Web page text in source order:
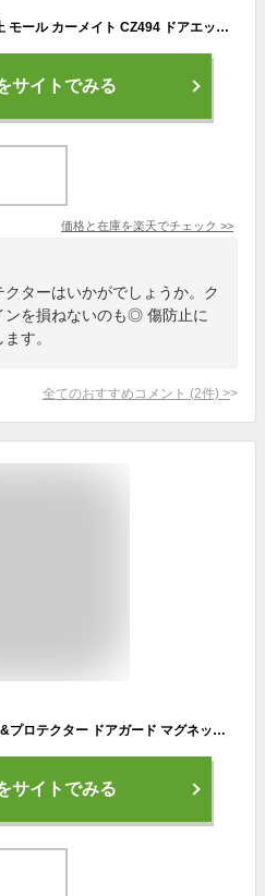
ドアモール 車 ドアガード 傷防止 モール カーメイト CZ494 ドアエッジプロテクター スリムモールタイプ クリア 透明タイプ 全長3m carmate (R80)
サイトでみる
価格と在庫を楽天でチェック >>
ターはいかがでしょうか。ク
ンを損ねないのも◎ 傷防止に
す。
全てのおすすめコメント (2件) >
セイワ(SEIWA) 車外用品 ガード&プロテクター ドアガード マグネット カーボン調 K428 傷防止 2個入り
サイトでみる